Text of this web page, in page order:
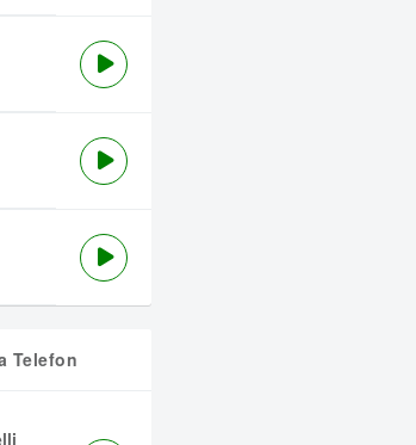
Telefon